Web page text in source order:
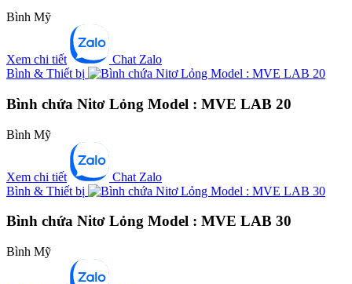
Bình Mỹ
Xem chi tiết
Chat Zalo
Bình & Thiết bị
Bình chứa Nitơ Lỏng Model : MVE LAB 20
Bình Mỹ
Xem chi tiết
Chat Zalo
Bình & Thiết bị
Bình chứa Nitơ Lỏng Model : MVE LAB 30
Bình Mỹ